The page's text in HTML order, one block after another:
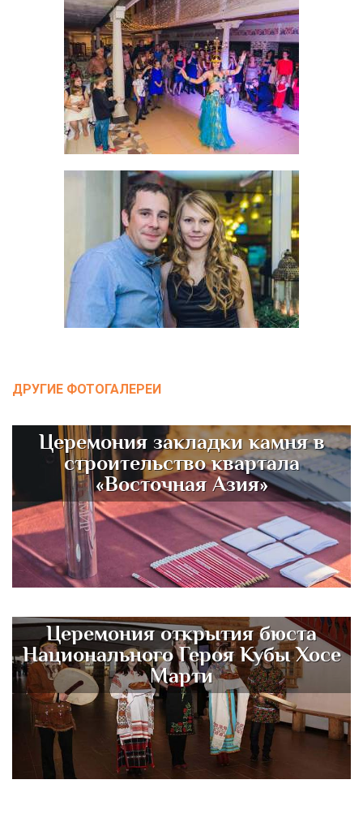
ДРУГИЕ ФОТОГАЛЕРЕИ
Церемония закладки камня в
строительство квартала
«Восточная Азия»
Церемония открытия бюста
Национального Героя Кубы Хосе
Марти